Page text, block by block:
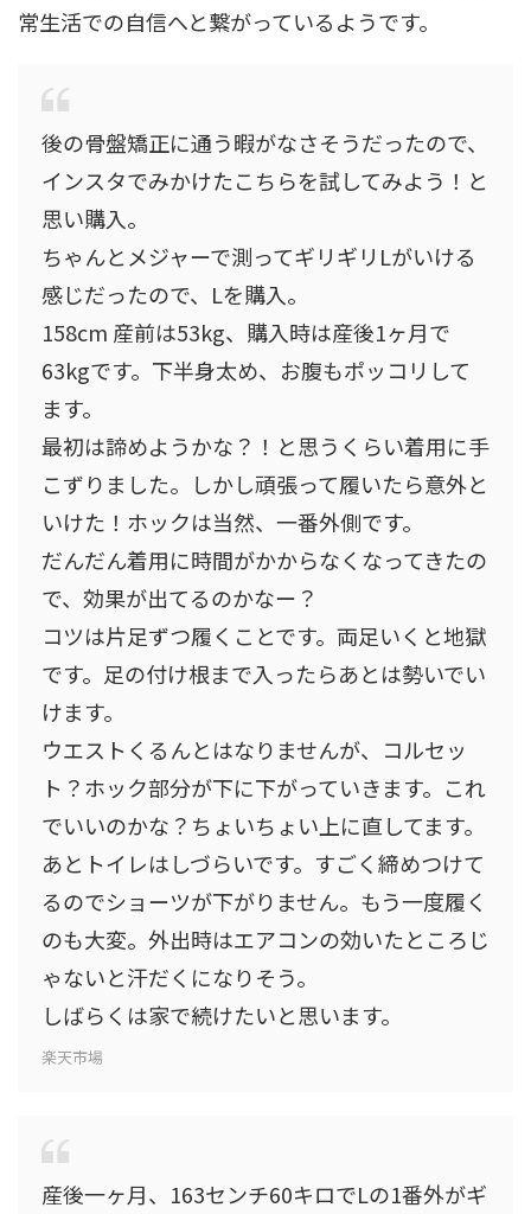
常生活での自信へと繋がっているようです。
後の骨盤矯正に通う暇がなさそうだったので、
インスタでみかけたこちらを試してみよう！と
思い購入。
ちゃんとメジャーで測ってギリギリLがいける
感じだったので、Lを購入。
158cm 産前は53kg、購入時は産後1ヶ月で
63kgです。下半身太め、お腹もポッコリして
ます。
最初は諦めようかな？！と思うくらい着用に手
こずりました。しかし頑張って履いたら意外と
いけた！ホックは当然、一番外側です。
だんだん着用に時間がかからなくなってきたの
で、効果が出てるのかなー？
コツは片足ずつ履くことです。両足いくと地獄
です。足の付け根まで入ったらあとは勢いでい
けます。
ウエストくるんとはなりませんが、コルセッ
ト？ホック部分が下に下がっていきます。これ
でいいのかな？ちょいちょい上に直してます。
あとトイレはしづらいです。すごく締めつけて
るのでショーツが下がりません。もう一度履く
のも大変。外出時はエアコンの効いたところじ
ゃないと汗だくになりそう。
しばらくは家で続けたいと思います。
楽天市場
産後一ヶ月、163センチ60キロでLの1番外がギ